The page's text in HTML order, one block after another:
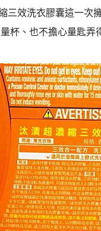
三效洗衣膠囊這一次
杯、也不擔心量匙弄